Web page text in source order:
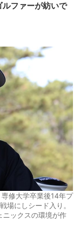
ファーが紡いで
修大学卒業後14年プ
場にしシード入り。
ニックスの環境が作